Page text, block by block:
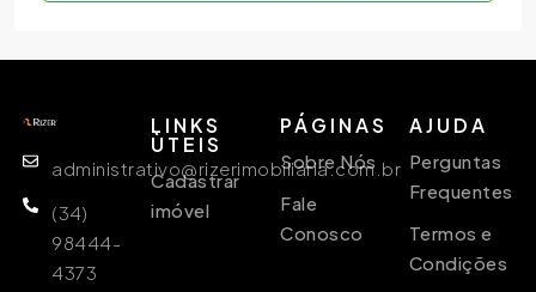
administrativo@rizerimobiliaria.com.br
(34)
98444-
4373
LINKS
ÙTEIS
Cadastrar
imóvel
PÁGINAS
Sobre Nós
Fale
Conosco
AJUDA
Perguntas
Frequentes
Termos e
Condições